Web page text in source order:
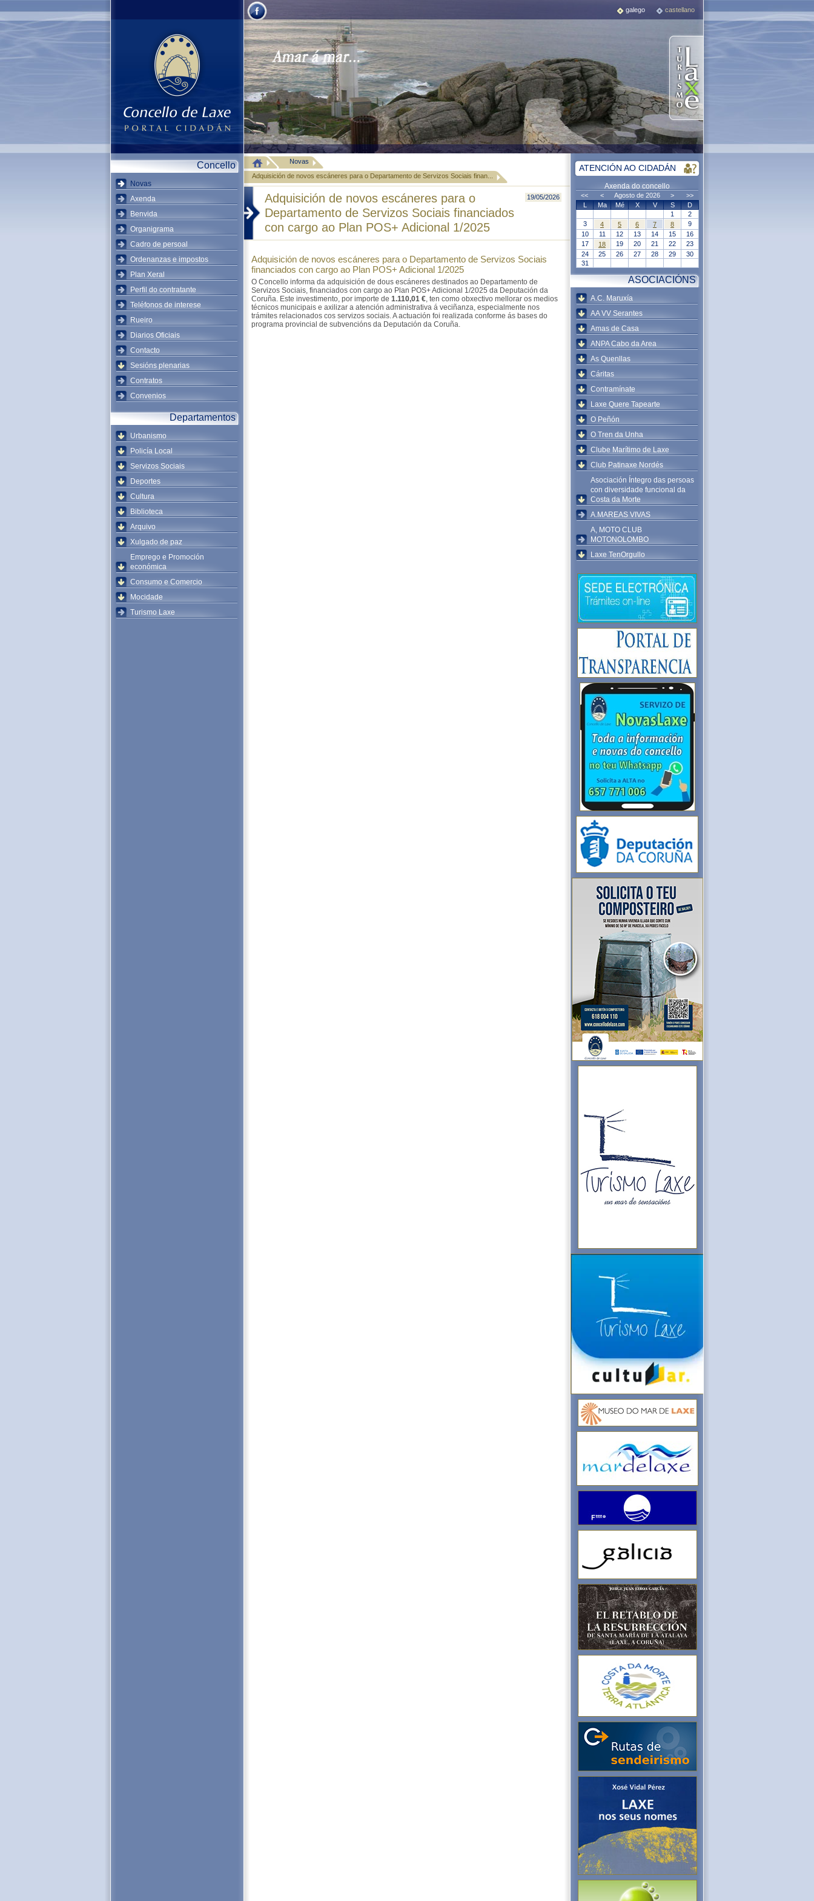
galego castellano
Concello
Novas
Axenda
Benvida
Organigrama
Cadro de persoal
Ordenanzas e impostos
Plan Xeral
Perfil do contratante
Teléfonos de interese
Rueiro
Diarios Oficiais
Contacto
Sesións plenarias
Contratos
Convenios
Departamentos
Urbanismo
Policía Local
Servizos Sociais
Deportes
Cultura
Biblioteca
Arquivo
Xulgado de paz
Emprego e Promoción
económica
Consumo e Comercio
Mocidade
Turismo Laxe
Novas
Adquisición de novos escáneres para o Departamento de Servizos Sociais finan...
19/05/2026
Adquisición de novos escáneres para o
Departamento de Servizos Sociais financiados
con cargo ao Plan POS+ Adicional 1/2025
Adquisición de novos escáneres para o Departamento de Servizos Sociais
financiados con cargo ao Plan POS+ Adicional 1/2025
O Concello informa da adquisición de dous escáneres destinados ao Departamento de
Servizos Sociais, financiados con cargo ao Plan POS+ Adicional 1/2025 da Deputación da
Coruña. Este investimento, por importe de 1.110,01 €, ten como obxectivo mellorar os medios
técnicos municipais e axilizar a atención administrativa á veciñanza, especialmente nos
trámites relacionados cos servizos sociais. A actuación foi realizada conforme ás bases do
programa provincial de subvencións da Deputación da Coruña.
ATENCIÓN AO CIDADÁN
Axenda do concello
<< < Agosto de 2026 >
>>
L
Ma Mé X V S
D
1
2
3
4 5 6 7 8
9
10
11 12 13 14 15
16
17
18 19 20 21 22
23
24
25 26 27 28 29
30
31
ASOCIACIÓNS
A.C. Maruxía
AA VV Serantes
Amas de Casa
ANPA Cabo da Area
As Quenllas
Cáritas
Contramínate
Laxe Quere Tapearte
O Peñón
O Tren da Unha
Clube Marítimo de Laxe
Club Patinaxe Nordés
Asociación Íntegro das persoas
con diversidade funcional da
Costa da Morte
A.MAREAS VIVAS
A, MOTO CLUB
MOTONOLOMBO
Laxe TenOrgullo